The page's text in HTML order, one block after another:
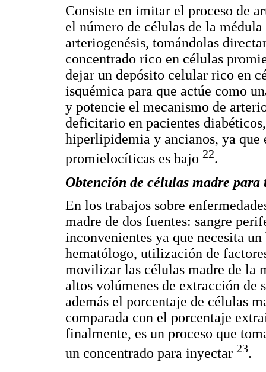
Consiste en imitar el proceso de
el número de células de la
arteriogenésis, tomándolas
concentrado rico en células
dejar un depósito celular rico en
isquémica para que actúe como
y potencie el mecanismo de
deficitario en pacientes
hiperlipidemia y ancianos, ya que
promielocíticas es bajo 22.
Obtención de células madre
En los trabajos sobre
madre de dos fuentes: sangre
inconvenientes ya que necesita
hematólogo, utilización de
movilizar las células madre de la
altos volúmenes de extracción de
además el porcentaje de células
comparada con el porcentaje
finalmente, es un proceso que
un concentrado para inyectar 23.